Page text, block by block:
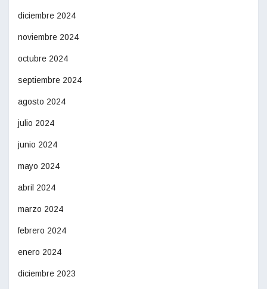
diciembre 2024
noviembre 2024
octubre 2024
septiembre 2024
agosto 2024
julio 2024
junio 2024
mayo 2024
abril 2024
marzo 2024
febrero 2024
enero 2024
diciembre 2023